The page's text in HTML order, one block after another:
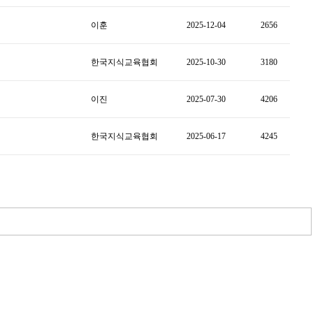
이훈 2025-12-04 2656
한국지식교육협회 2025-10-30 3180
이진 2025-07-30 4206
한국지식교육협회 2025-06-17 4245